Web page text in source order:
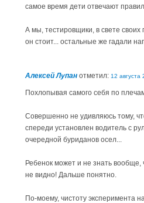
самое время дети отвечают
А мы, тестировщики, в свете
он стоит... остальные же гадали
Алексей Лупан отметил: 12 августа
Похлопывая самого себя по
Совершенно не удивляюсь тому,
спереди установлен водитель с
очередной буриданов осел...
Ребенок может и не знать вообще,
не видно! Дальше понятно.
По-моему, чистоту эксперимента